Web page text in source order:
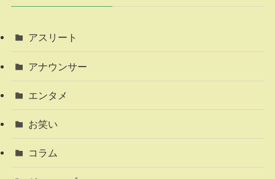
アスリート
アナウンサー
エンタメ
お笑い
コラム